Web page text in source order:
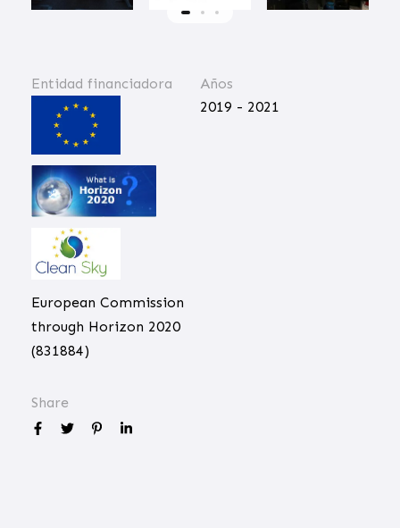
Entidad financiadora
European Commission
through Horizon 2020
(831884)
Años
2019 - 2021
Share